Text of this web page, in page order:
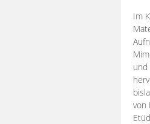
Im
und
von